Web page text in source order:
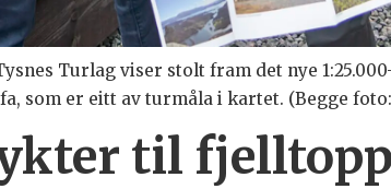
Turlag viser stolt fram det nye
som er eitt av turmåla i kartet. (Begge
til